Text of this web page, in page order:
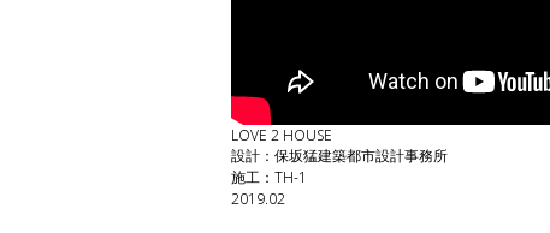
LOVE 2 HOUSE
設計：保坂猛建築都市設計事務所
施工：TH-1
2019.02